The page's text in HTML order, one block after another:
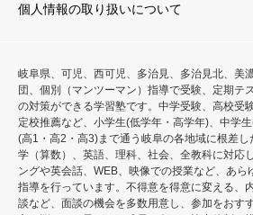
個人情報の取り扱いについて
岐阜県、可児、西可児、多治見、多治見北、美
団、個別（マンツーマン）指導で受験、定期テ
の対策ができる学習塾です。中学受験、高校受
定校推薦など、小学生(低学年・高学年)、中学
(高1・高2・高3)まで通う岐阜の各地域に根差
学（算数）、英語、理科、社会、全教科に対応
ングや英会話、WEB、映像での授業など、あら
指導を行っています。不得意を得意に変える、
談など、面談の機会を多数用意し、参加をおす